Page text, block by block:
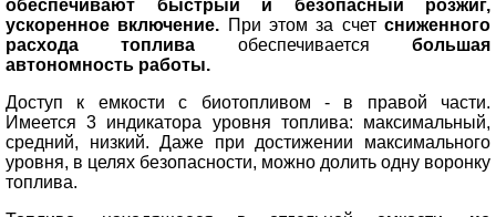
обеспечивают быстрый и безопасный розжиг,
ускоренное включение. При этом за счетсниженного
расхода топлива обеспечивается большая
автономность работы.
Доступ к емкости с биотопливом - в правой части.
Имеется 3 индикатора уровня топлива: максимальный,
средний, низкий. Даже при достижении максимального
уровня, в целях безопасности, можно долить одну воронку
топлива.